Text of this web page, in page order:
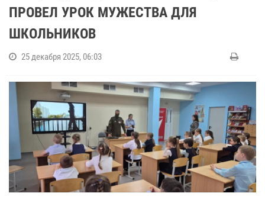
ПРОВЕЛ УРОК МУЖЕСТВА ДЛЯ
ШКОЛЬНИКОВ
25 декабря 2025, 06:03